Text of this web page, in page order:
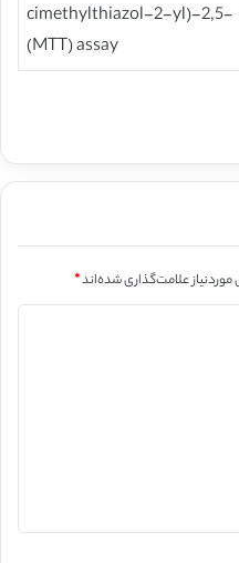
cimethylthiazol-2-yl)-2,5-
(MTT) assay
علامت‌گذاری شده‌اند*